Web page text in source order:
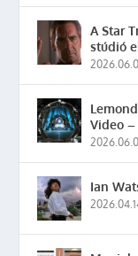
A Star
stúdió
Video
Ian